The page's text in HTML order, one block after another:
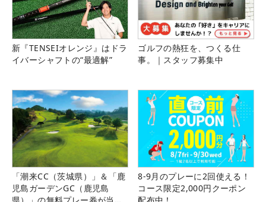
新『TENSEIオレンジ』はドラ
イバーシャフトの“最適解”
ゴルフの熱狂を、つくる仕
事。｜スタッフ募集中
「潮来CC（茨城県）」＆「鹿
児島ガーデンGC（鹿児島
8-9月のプレーに2回使える！
コース限定2,000円クーポン